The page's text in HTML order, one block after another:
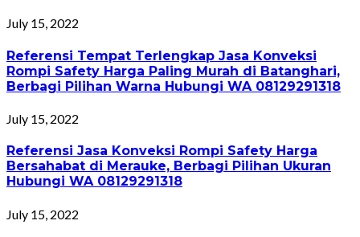
July 15, 2022
Referensi Tempat Terlengkap Jasa Konveksi
Rompi Safety Harga Paling Murah di Batanghari,
Berbagi Pilihan Warna Hubungi WA 08129291318
July 15, 2022
Referensi Jasa Konveksi Rompi Safety Harga
Bersahabat di Merauke, Berbagi Pilihan Ukuran
Hubungi WA 08129291318
July 15, 2022